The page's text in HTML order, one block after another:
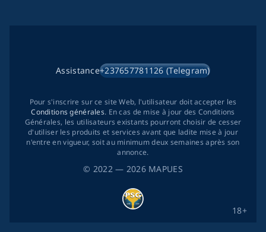
© 2022— 2026 MAPUES
Assistance+237657781126 (Telegram)
18+
Pour s'inscrire sur ce site Web, l'utilisateur doit accepter les
Conditions générales. En cas de mise à jour des Conditions
Générales, les utilisateurs existants pourront choisir de cesser
d'utiliser les produits et services avant que ladite mise à jour
n'entre en vigueur, soit au minimum deux semaines après son
annonce.